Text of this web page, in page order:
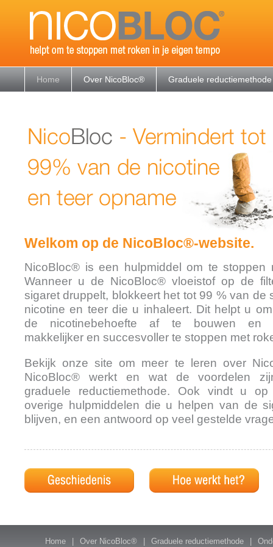
Home Over NicoBloc® Graduele reductiemethode
Welkom op de NicoBloc®-website.
NicoBloc® is een hulpmiddel om te stoppen
Wanneer u de NicoBloc® vloeistof op de
sigaret druppelt, blokkeert het tot 99 % van de
nicotine en teer die u inhaleert. Dit helpt u
de nicotinebehoefte af te bouwen en
makkelijker en succesvoller te stoppen met
Bekijk onze site om meer te leren over
NicoBloc® werkt en wat de voordelen
graduele reductiemethode. Ook vindt u
overige hulpmiddelen die u helpen van de
blijven, en een antwoord op veel gestelde
Home Over NicoBloc® Graduele reductiemethode